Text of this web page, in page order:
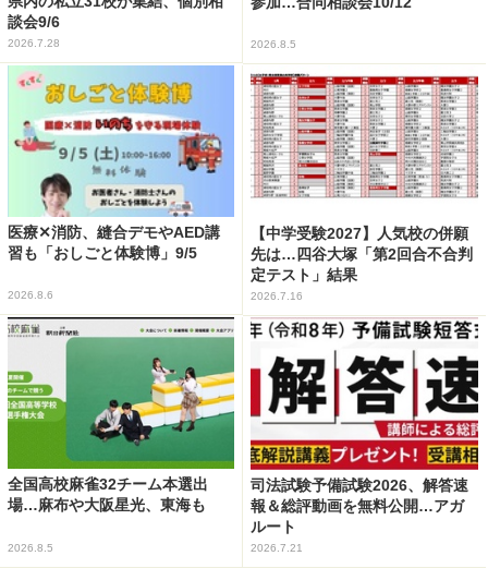
談会9/6
2026.7.28 2026.8.5
医療✕消防、縫合デモやAED講
習も「おしごと体験博」9/5
2026.8.6
【中学受験2027】人気校の併願
先は…四谷大塚「第2回合不合判
定テスト」結果
2026.7.16
全国高校麻雀32チーム本選出
場…麻布や大阪星光、東海も
2026.8.5
司法試験予備試験2026、解答速
報＆総評動画を無料公開…アガ
ルート
2026.7.21